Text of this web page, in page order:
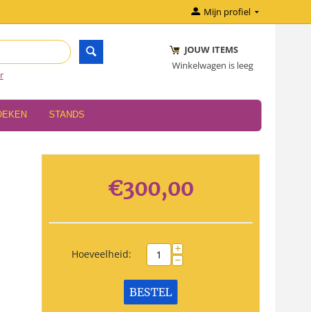
Mijn profiel
JOUW ITEMS
Winkelwagen is leeg
STANDS
€300,00
Hoeveelheid: +
−
BESTEL